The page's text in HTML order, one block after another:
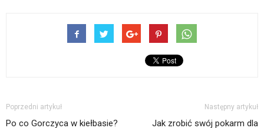
Poprzedni artykuł
Po co Gorczyca w kiełbasie?
Następny artykuł
Jak zrobić swój pokarm dla